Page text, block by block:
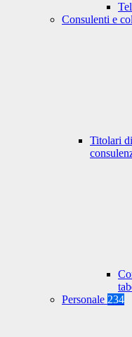
Consulenti e
Titolari
Personale 234